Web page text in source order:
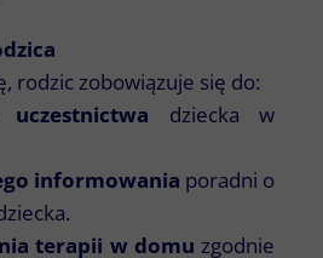
rodzic zobowiązuje się do:
uczestnictwa dziecka w
informowania poradni o
terapii w domu zgodnie